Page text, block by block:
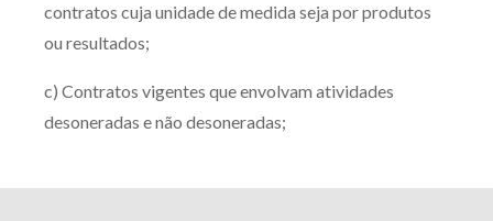
contratos cuja unidade de medida seja por produtos
ou resultados;
c) Contratos vigentes que envolvam atividades
desoneradas e não desoneradas;